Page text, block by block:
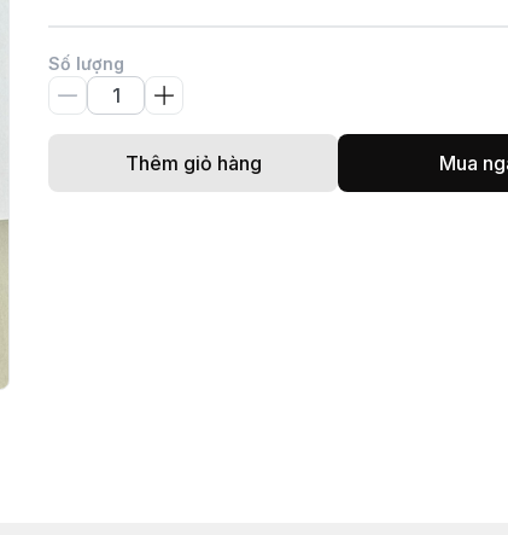
Số lượng
Thêm giỏ hàng Mua